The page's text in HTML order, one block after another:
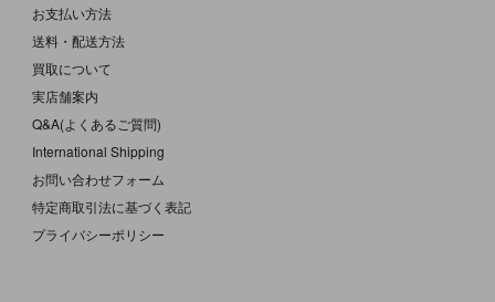
お支払い方法
送料・配送方法
買取について
実店舗案内
Q&A(よくあるご質問)
International Shipping
お問い合わせフォーム
特定商取引法に基づく表記
プライバシーポリシー